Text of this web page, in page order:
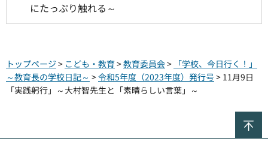
にたっぷり触れる～
トップページ > こども・教育>教育委員会> 「学校、今日行く！」
～教育長の学校日記～ >令和5年度（2023年度）発行号> 11月9日
「実践躬行」～大村智先生と「素晴らしい言葉」～